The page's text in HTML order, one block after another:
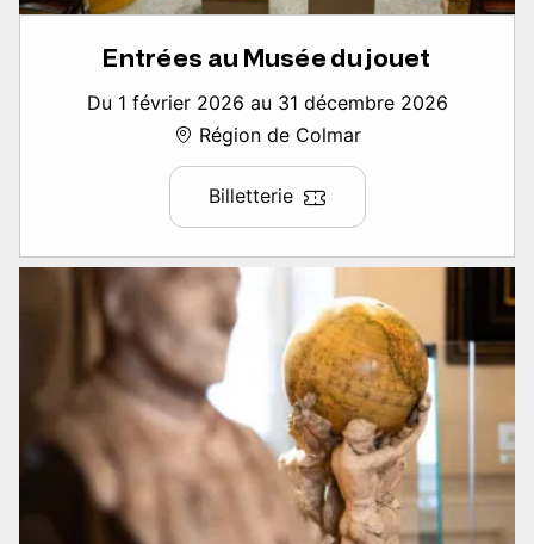
Entrées au Musée du jouet
Du 1 février 2026 au 31 décembre 2026
Région de Colmar
Billetterie